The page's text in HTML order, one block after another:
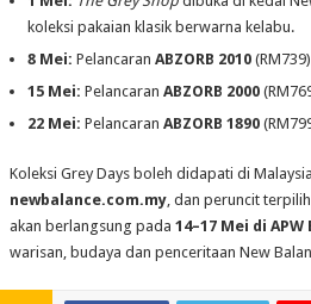
koleksi pakaian klasik berwarna kelabu.
8 Mei: Pelancaran ABZORB 2010
15 Mei: Pelancaran ABZORB 2000
22 Mei: Pelancaran ABZORB 1890
Koleksi Grey Days boleh didapati di
newbalance.com.my, dan peruncit
akan berlangsung pada 14–17 Mei di APW
warisan, budaya dan penceritaan New